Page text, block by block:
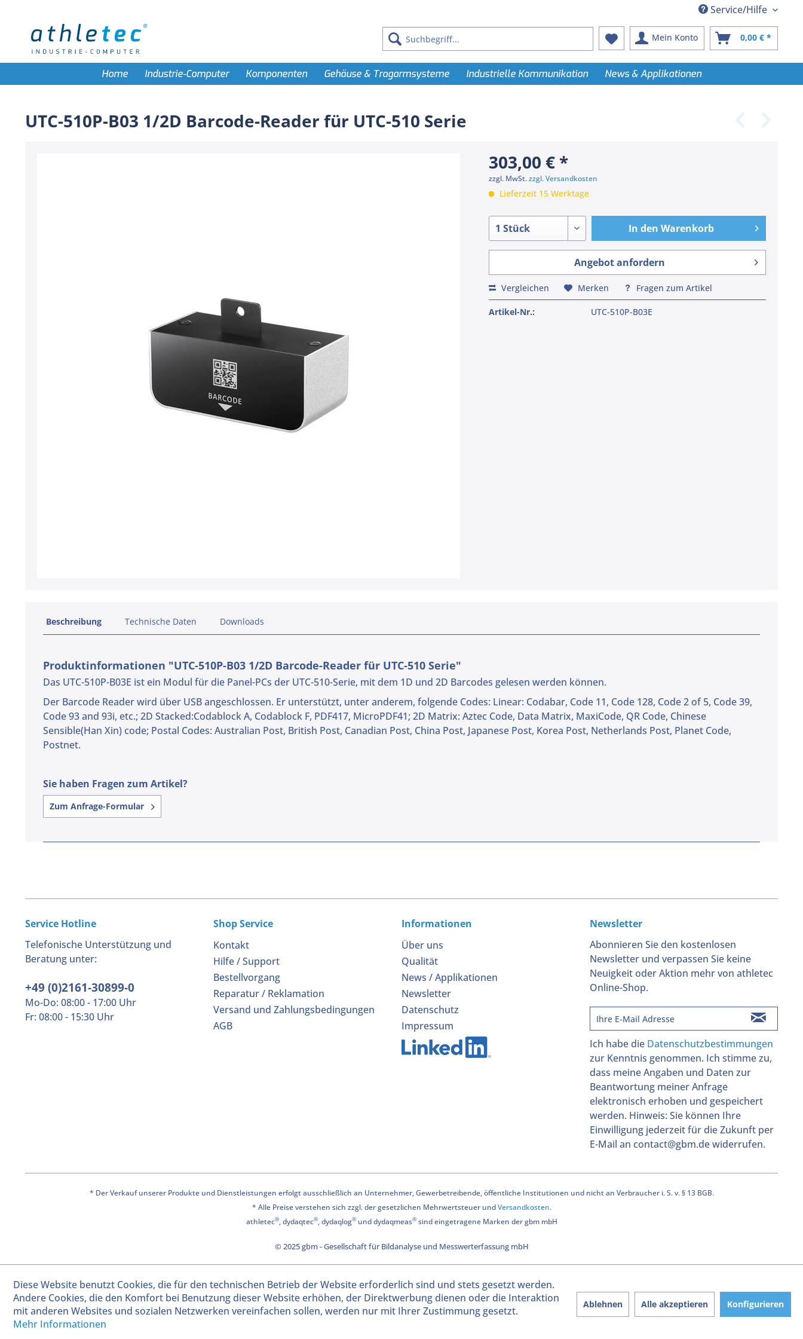
Service/Hilfe
Mein Konto 0,00 € *
Home Industrie-Computer Komponenten Gehäuse & Tragarmsysteme Industrielle Kommunikation News & Applikationen
UTC-510P-B03 1/2D Barcode-Reader für UTC-510 Serie
303,00 € *
zzgl. MwSt.zzgl. Versandkosten
Lieferzeit 15 Werktage
In den Warenkorb
Angebot anfordern
Vergleichen Merken Fragen zum Artikel
Artikel-Nr.: UTC-510P-B03E
Beschreibung Technische Daten Downloads
Produktinformationen "UTC-510P-B03 1/2D Barcode-Reader für UTC-510 Serie"
Das UTC-510P-B03E ist ein Modul für die Panel-PCs der UTC-510-Serie, mit dem 1D und 2D Barcodes gelesen werden können.
Der Barcode Reader wird über USB angeschlossen. Er unterstützt, unter anderem, folgende Codes: Linear: Codabar, Code 11, Code 128, Code 2 of 5, Code 39,
Code 93 and 93i, etc.; 2D Stacked:Codablock A, Codablock F, PDF417, MicroPDF41; 2D Matrix: Aztec Code, Data Matrix, MaxiCode, QR Code, Chinese
Sensible(Han Xin) code; Postal Codes: Australian Post, British Post, Canadian Post, China Post, Japanese Post, Korea Post, Netherlands Post, Planet Code,
Postnet.
Sie haben Fragen zum Artikel?
Zum Anfrage-Formular
Service Hotline
Telefonische Unterstützung und
Beratung unter:
+49 (0)2161-30899-0
Mo-Do: 08:00 - 17:00 Uhr
Fr: 08:00 - 15:30 Uhr
Shop Service
Kontakt
Hilfe / Support
Bestellvorgang
Reparatur / Reklamation
Versand und Zahlungsbedingungen
AGB
Informationen
Über uns
Qualität
News / Applikationen
Newsletter
Datenschutz
Impressum
Newsletter
Abonnieren Sie den kostenlosen
Newsletter und verpassen Sie keine
Neuigkeit oder Aktion mehr von athletec
Online-Shop.
Ich habe die Datenschutzbestimmungen
zur Kenntnis genommen. Ich stimme zu,
dass meine Angaben und Daten zur
Beantwortung meiner Anfrage
elektronisch erhoben und gespeichert
werden. Hinweis: Sie können Ihre
Einwilligung jederzeit für die Zukunft per
E-Mail an contact@gbm.de widerrufen.
* Der Verkauf unserer Produkte und Dienstleistungen erfolgt ausschließlich an Unternehmer, Gewerbetreibende, öffentliche Institutionen und nicht an Verbraucher i. S. v. § 13 BGB.
* Alle Preise verstehen sich zzgl. der gesetzlichen Mehrwertsteuer undVersandkosten.
athletec®, dydaqtec®, dydaqlog®und dydaqmeas®sind eingetragene Marken der gbm mbH
© 2025 gbm - Gesellschaft für Bildanalyse und Messwerterfassung mbH
Diese Website benutzt Cookies, die für den technischen Betrieb der Website erforderlich sind und stets gesetzt werden.
Andere Cookies, die den Komfort bei Benutzung dieser Website erhöhen, der Direktwerbung dienen oder die Interaktion
mit anderen Websites und sozialen Netzwerken vereinfachen sollen, werden nur mit Ihrer Zustimmung gesetzt.
Mehr Informationen
Ablehnen Alle akzeptieren Konfigurieren